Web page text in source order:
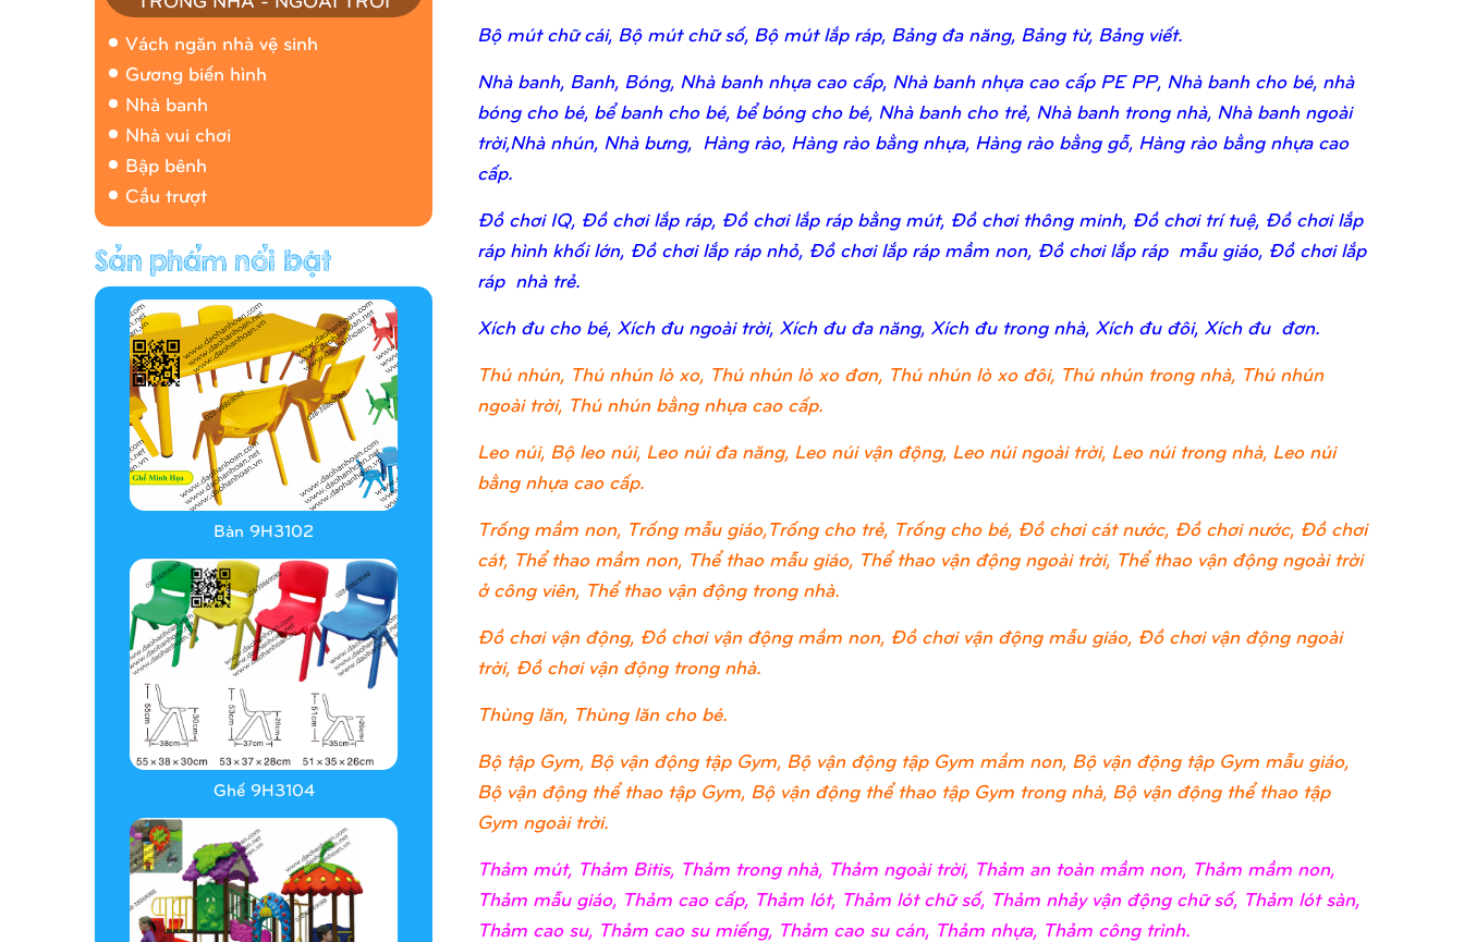
Vách ngăn nhà vệ sinh
Gương biến hình
Nhà banh
Nhà vui chơi
Bập bênh
Cầu trượt
Nhà banh 9H5408
Hàng rào/nhà banh 9H5412
Bàn 9H3102
Ghế 9H3104
Bộ mút chữ cái, Bộ mút chữ số, Bộ mút lắp ráp, Bảng đa năng, Bảng từ, Bảng viết.
Nhà banh, Banh, Bóng, Nhà banh nhựa cao cấp, Nhà banh nhựa cao cấp PE PP, Nhà banh cho bé, nhà
bóng cho bé, bể banh cho bé, bể bóng cho bé, Nhà banh cho trẻ, Nhà banh trong nhà, Nhà banh ngoài
trời,Nhà nhún, Nhà bưng, Hàng rào, Hàng rào bằng nhựa, Hàng rào bằng gỗ, Hàng rào bằng nhựa cao
cấp.
Đồ chơi IQ, Đồ chơi lắp ráp, Đồ chơi lắp ráp bằng mút, Đồ chơi thông minh, Đồ chơi trí tuệ, Đồ chơi lắp
ráp hình khối lớn, Đồ chơi lắp ráp nhỏ, Đồ chơi lắp ráp mầm non, Đồ chơi lắp ráp mẫu giáo, Đồ chơi lắp
ráp nhà trẻ.
Xích đu cho bé, Xích đu ngoài trời, Xích đu đa năng, Xích đu trong nhà, Xích đu đôi, Xích đu đơn.
Thú nhún, Thú nhún lò xo, Thú nhún lò xo đơn, Thú nhún lò xo đôi, Thú nhún trong nhà, Thú nhún
ngoài trời, Thú nhún bằng nhựa cao cấp.
Leo núi, Bộ leo núi, Leo núi đa năng, Leo núi vận động, Leo núi ngoài trời, Leo núi trong nhà, Leo núi
bằng nhựa cao cấp.
Trống mầm non, Trống mẫu giáo,Trống cho trẻ, Trống cho bé, Đồ chơi cát nước, Đồ chơi nước, Đồ chơi
cát, Thể thao mầm non, Thể thao mẫu giáo, Thể thao vận động ngoài trời, Thể thao vận động ngoài trời
ở công viên, Thể thao vận động trong nhà.
Đồ chơi vận động, Đồ chơi vận động mầm non, Đồ chơi vận động mẫu giáo, Đồ chơi vận động ngoài
trời, Đồ chơi vận động trong nhà.
Thùng lăn, Thùng lăn cho bé.
Bộ tập Gym, Bộ vận động tập Gym, Bộ vận động tập Gym mầm non, Bộ vận động tập Gym mẫu giáo,
Bộ vận động thể thao tập Gym, Bộ vận động thể thao tập Gym trong nhà, Bộ vận động thể thao tập
Gym ngoài trời.
Thảm mút, Thảm Bitis, Thảm trong nhà, Thảm ngoài trời, Thảm an toàn mầm non, Thảm mầm non,
Thảm mẫu giáo, Thảm cao cấp, Thảm lót, Thảm lót chữ số, Thảm nhảy vận động chữ số, Thảm lót sàn,
Thảm cao su, Thảm cao su miếng, Thảm cao su cán, Thảm nhựa, Thảm công trình.